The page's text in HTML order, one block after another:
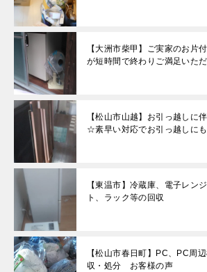
【大洲市柴甲】ご実家のお片
が短時間で終わりご満足いただ
【松山市山越】お引っ越しに
☆素早い対応でお引っ越しにも
【東温市】冷蔵庫、電子レン
ト、ラック等の回収
【松山市春日町】PC、PC周
収・処分 お客様の声